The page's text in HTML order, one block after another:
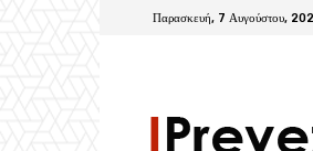
Παρασκευή, 7 Αυγούστου,